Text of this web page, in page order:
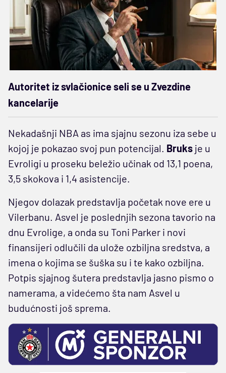
Autoritet iz svlačionice seli se u Zvezdine
kancelarije
Nekadašnji NBA as ima sjajnu sezonu iza sebe u
kojoj je pokazao svoj pun potencijal. Bruks je u
Evroligi u proseku beležio učinak od 13,1 poena,
3,5 skokova i 1,4 asistencije.
Njegov dolazak predstavlja početak nove ere u
Vilerbanu. Asvel je poslednjih sezona tavorio na
dnu Evrolige, a onda su Toni Parker i novi
finansijeri odlučili da ulože ozbiljna sredstva, a
imena o kojima se šuška su i te kako ozbiljna.
Potpis sjajnog šutera predstavlja jasno pismo o
namerama, a videćemo šta nam Asvel u
budućnosti još sprema.